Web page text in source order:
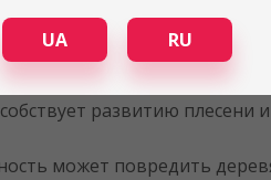
влажности
развитию
может повредить
UA RU